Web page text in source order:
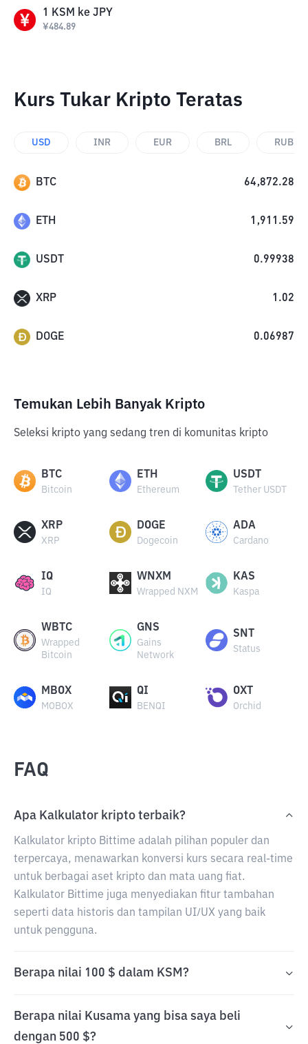
1 KSM ke JPY
¥484.89
Kurs Tukar Kripto Teratas
USD INR EUR BRL RUB
BTC 64,872.28
ETH 1,911.59
USDT 0.99938
XRP 1.02
DOGE 0.06987
Temukan Lebih Banyak Kripto
Seleksi kripto yang sedang tren di komunitas kripto
BTC
Bitcoin
ETH
Ethereum
USDT
Tether USDT
XRP
XRP
DOGE
Dogecoin
ADA
Cardano
IQ
IQ
WNXM
Wrapped NXM
KAS
Kaspa
WBTC
Wrapped
Bitcoin
GNS
Gains
Network
SNT
Status
MBOX
MOBOX
QI
BENQI
OXT
Orchid
FAQ
Apa Kalkulator kripto terbaik?
Kalkulator kripto Bittime adalah pilihan populer dan
terpercaya, menawarkan konversi kurs secara real-time
untuk berbagai aset kripto dan mata uang fiat.
Kalkulator Bittime juga menyediakan fitur tambahan
seperti data historis dan tampilan UI/UX yang baik
untuk pengguna.
Berapa nilai 100 $ dalam KSM?
Berapa nilai Kusama yang bisa saya beli
dengan 500 $?